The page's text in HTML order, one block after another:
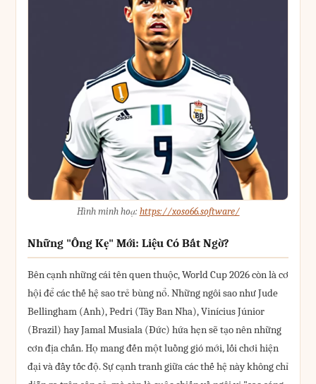
Hình minh hoạ: https://xoso66.software/
Những "Ông Kẹ" Mới: Liệu Có Bất Ngờ?
Bên cạnh những cái tên quen thuộc, World Cup 2026 còn là cơ
hội để các thế hệ sao trẻ bùng nổ. Những ngôi sao như Jude
Bellingham (Anh), Pedri (Tây Ban Nha), Vinícius Júnior
(Brazil) hay Jamal Musiala (Đức) hứa hẹn sẽ tạo nên những
cơn địa chấn. Họ mang đến một luồng gió mới, lối chơi hiện
đại và đầy tốc độ. Sự cạnh tranh giữa các thế hệ này không chỉ